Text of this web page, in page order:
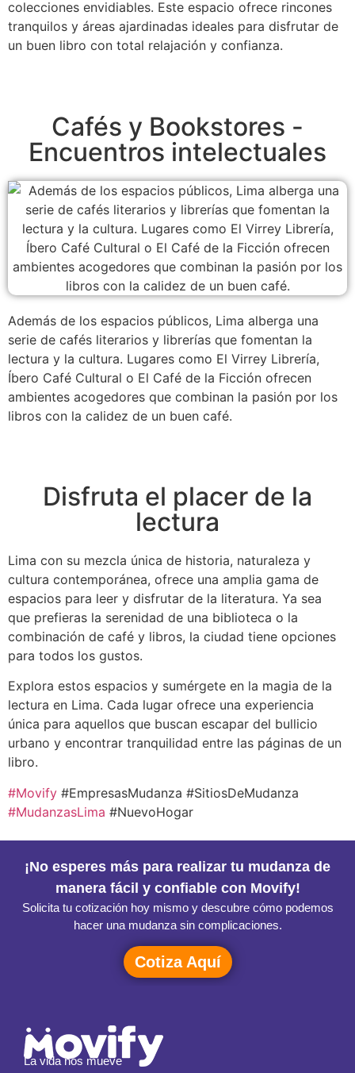
colecciones envidiables. Este espacio ofrece rincones
tranquilos y áreas ajardinadas ideales para disfrutar de
un buen libro con total relajación y confianza.
Cafés y Bookstores -
Encuentros intelectuales
Además de los espacios públicos, Lima alberga una
serie de cafés literarios y librerías que fomentan la
lectura y la cultura. Lugares como El Virrey Librería,
Íbero Café Cultural o El Café de la Ficción ofrecen
ambientes acogedores que combinan la pasión por los
libros con la calidez de un buen café.
Disfruta el placer de la
lectura
Lima con su mezcla única de historia, naturaleza y
cultura contemporánea, ofrece una amplia gama de
espacios para leer y disfrutar de la literatura. Ya sea
que prefieras la serenidad de una biblioteca o la
combinación de café y libros, la ciudad tiene opciones
para todos los gustos.
Explora estos espacios y sumérgete en la magia de la
lectura en Lima. Cada lugar ofrece una experiencia
única para aquellos que buscan escapar del bullicio
urbano y encontrar tranquilidad entre las páginas de un
libro.
#Movify #EmpresasMudanza #SitiosDeMudanza
#MudanzasLima #NuevoHogar
¡No esperes más para realizar tu mudanza de
manera fácil y confiable con Movify!
Solicita tu cotización hoy mismo y descubre cómo podemos
hacer una mudanza sin complicaciones.
Cotiza Aquí
La vida nos mueve